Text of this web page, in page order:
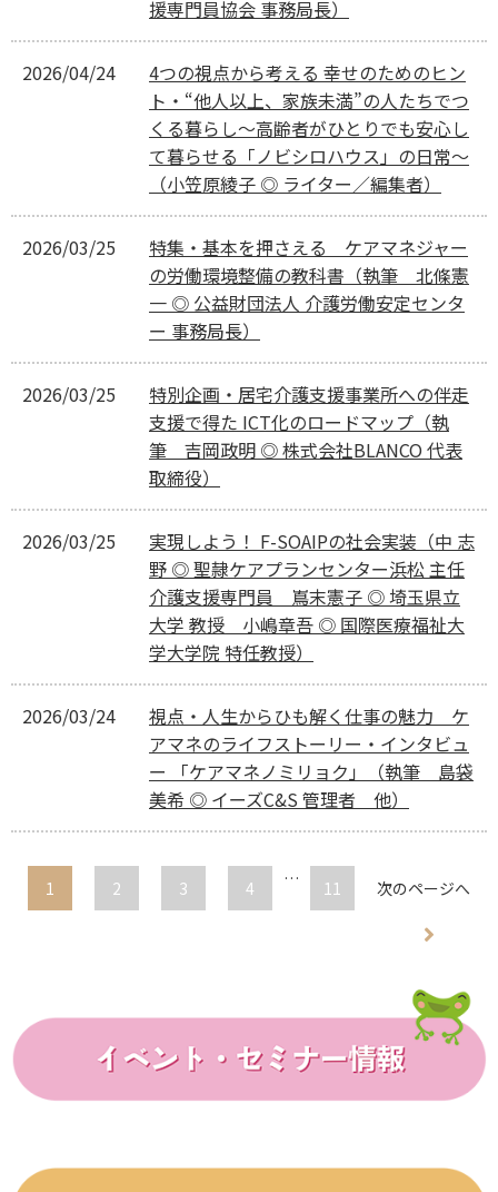
援専門員協会 事務局長）
2026/04/24
4つの視点から考える 幸せのためのヒン
ト・“他人以上、家族未満”の人たちでつ
くる暮らし〜高齢者がひとりでも安心し
て暮らせる「ノビシロハウス」の日常〜
（小笠原綾子 ◎ ライター／編集者）
2026/03/25
特集・基本を押さえる ケアマネジャー
の労働環境整備の教科書（執筆 北條憲
一 ◎ 公益財団法人 介護労働安定センタ
ー 事務局長）
2026/03/25
特別企画・居宅介護支援事業所への伴走
支援で得た ICT化のロードマップ（執
筆 吉岡政明 ◎ 株式会社BLANCO 代表
取締役）
2026/03/25
実現しよう！ F-SOAIPの社会実装（中 志
野 ◎ 聖隷ケアプランセンター浜松 主任
介護支援専門員 嶌末憲子 ◎ 埼玉県立
大学 教授 小嶋章吾 ◎ 国際医療福祉大
学大学院 特任教授）
2026/03/24
視点・人生からひも解く仕事の魅力 ケ
アマネのライフストーリー・インタビュ
ー 「ケアマネノミリョク」（執筆 島袋
美希 ◎ イーズC&S 管理者 他）
1 2 3 4 … 11 次のページへ